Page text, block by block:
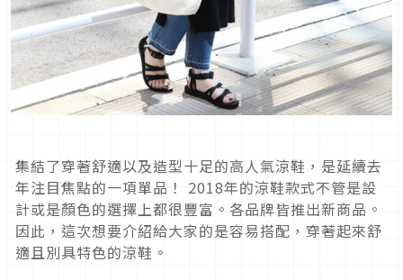
集結了穿著舒適以及造型十足的高人氣涼鞋，是延續去
年注目焦點的一項單品！ 2018年的涼鞋款式不管是設
計或是顏色的選擇上都很豐富。各品牌皆推出新商品。
因此，這次想要介紹給大家的是容易搭配，穿著起來舒
適且別具特色的涼鞋。